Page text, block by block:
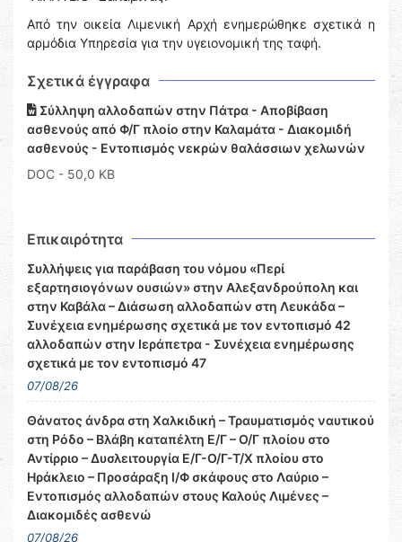
Από την οικεία Λιμενική Αρχή ενημερώθηκε σχετικά η
αρμόδια Υπηρεσία για την υγειονομική της ταφή.
Σχετικά έγγραφα
Σύλληψη αλλοδαπών στην Πάτρα - Αποβίβαση
ασθενούς από Φ/Γ πλοίο στην Καλαμάτα - Διακομιδή
ασθενούς - Εντοπισμός νεκρών θαλάσσιων χελωνών
DOC - 50,0 KB
Επικαιρότητα
Συλλήψεις για παράβαση του νόμου «Περί
εξαρτησιογόνων ουσιών» στην Αλεξανδρούπολη και
στην Καβάλα – Διάσωση αλλοδαπών στη Λευκάδα –
Συνέχεια ενημέρωσης σχετικά με τον εντοπισμό 42
αλλοδαπών στην Ιεράπετρα - Συνέχεια ενημέρωσης
σχετικά με τον εντοπισμό 47
07/08/26
Θάνατος άνδρα στη Χαλκιδική – Τραυματισμός ναυτικού
στη Ρόδο – Βλάβη καταπέλτη Ε/Γ – Ο/Γ πλοίου στο
Αντίρριο – Δυσλειτουργία Ε/Γ-Ο/Γ-Τ/Χ πλοίου στο
Ηράκλειο – Προσάραξη Ι/Φ σκάφους στο Λαύριο –
Εντοπισμός αλλοδαπών στους Καλούς Λιμένες –
Διακομιδές ασθενώ
07/08/26